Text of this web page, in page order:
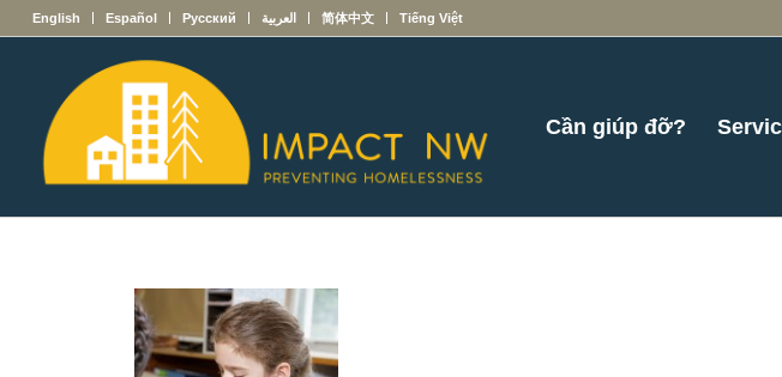
English Español Русский العربية 简体中文 Tiếng Việt
Cần giúp đỡ?